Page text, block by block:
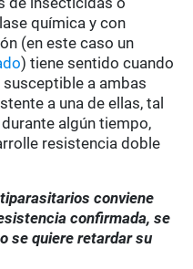
química y con
(en este caso un
) tiene sentido cuando
a ambas
a una de ellas, tal
algún tiempo,
resistencia doble
conviene
confirmada, se
se quiere retardar su